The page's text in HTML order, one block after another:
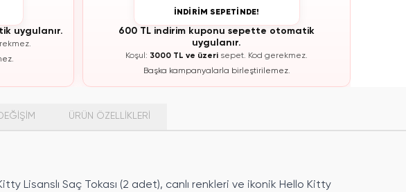
uygulanır.
İNDİRİM SEPETİNDE!
600 TL indirim kuponu sepette otomatik
uygulanır.
Koşul: 3000 TL ve üzeri sepet. Kod gerekmez.
Başka kampanyalarla birleştirilemez.
ÜRÜN ÖZELLIKLERI
Lisanslı Saç Tokası (2 adet), canlı renkleri ve ikonik Hello Kitty